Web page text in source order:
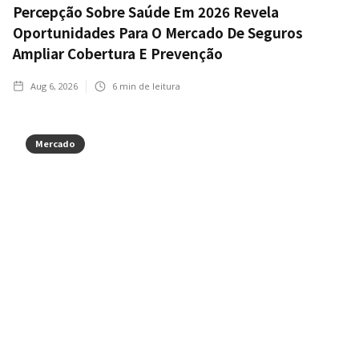
Percepção Sobre Saúde Em 2026 Revela
Oportunidades Para O Mercado De Seguros
Ampliar Cobertura E Prevenção
Aug 6, 2026 6 min de leitura
Mercado